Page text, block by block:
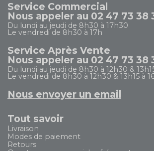
Service Commercial
Nous appeler au 02 47 73 38
Du lundi au jeudi de 8h30 à 17h30
Le vendredi de 8h30 à 17h
Service Après Vente
Nous appeler au 02 47 73 38
Du lundi au jeudi de 8h30 à 12h30 &
Le vendredi de 8h30 à 12h30 & 13h15 à
Nous envoyer un email
Tout savoir
Livraison
Modes de paiement
Retours